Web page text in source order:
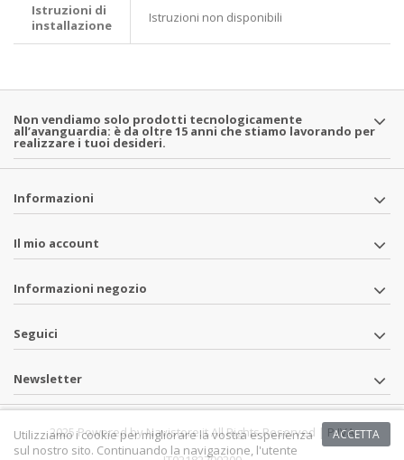
Istruzioni di
installazione
Istruzioni non disponibili
Non vendiamo solo prodotti tecnologicamente
all’avanguardia: è da oltre 15 anni che stiamo lavorando per
realizzare i tuoi desideri.
Informazioni
Il mio account
Informazioni negozio
Seguici
Newsletter
2025 Powered by Navistore.it All Rights Reserved | P.IVAACCETTA
Utilizziamo i cookie per migliorare la vostra esperienza
sul nostro sito. Continuando la navigazione, l'utente